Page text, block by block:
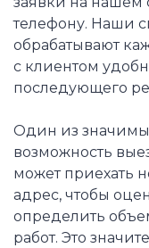
телефону. Наши
обрабатывают
с клиентом
последующего
Один из
возможность
может приехать
адрес, чтобы
определить
работ. Это